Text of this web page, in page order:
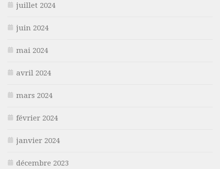
juillet 2024
juin 2024
mai 2024
avril 2024
mars 2024
février 2024
janvier 2024
décembre 2023